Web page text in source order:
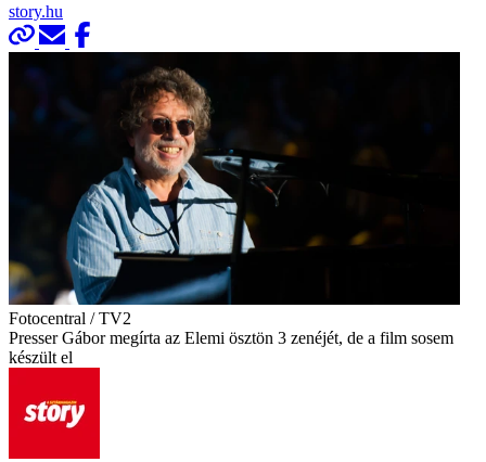
story.hu
Fotocentral / TV2
Presser Gábor megírta az Elemi ösztön 3 zenéjét, de a film sosem
készült el